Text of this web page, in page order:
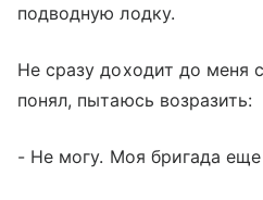
подводную лодку.
Не сразу доходит до меня
понял, пытаюсь возразить:
- Не могу. Моя бригада